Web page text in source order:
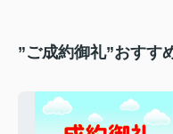
”ご成約御礼”おすす